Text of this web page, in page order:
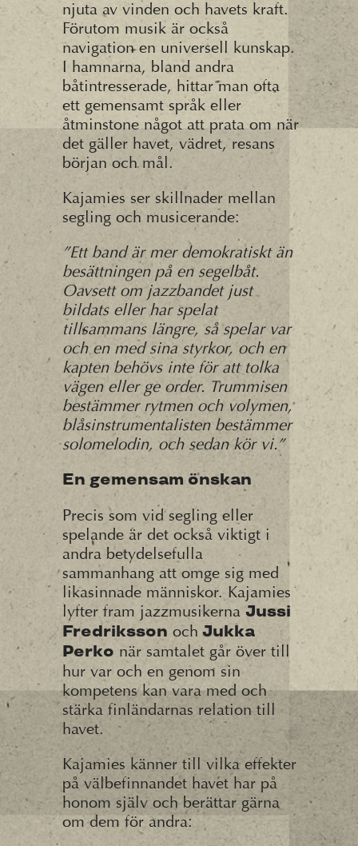
njuta av vinden och havets kraft.
Förutom musik är också
navigation en universell kunskap.
I hamnarna, bland andra
båtintresserade, hittar man ofta
ett gemensamt språk eller
åtminstone något att prata om när
det gäller havet, vädret, resans
början och mål.
Kajamies ser skillnader mellan
segling och musicerande:
”Ett band är mer demokratiskt än
besättningen på en segelbåt.
Oavsett om jazzbandet just
bildats eller har spelat
tillsammans längre, så spelar var
och en med sina styrkor, och en
kapten behövs inte för att tolka
vägen eller ge order. Trummisen
bestämmer rytmen och volymen,
blåsinstrumentalisten bestämmer
solomelodin, och sedan kör vi.”
En gemensam önskan
Precis som vid segling eller
spelande är det också viktigt i
andra betydelsefulla
sammanhang att omge sig med
likasinnade människor. Kajamies
lyfter fram jazzmusikernaJussi
Fredriksson och Jukka
Perko när samtalet går över till
hur var och en genom sin
kompetens kan vara med och
stärka finländarnas relation till
havet.
Kajamies känner till vilka effekter
på välbefinnandet havet har på
honom själv och berättar gärna
om dem för andra: